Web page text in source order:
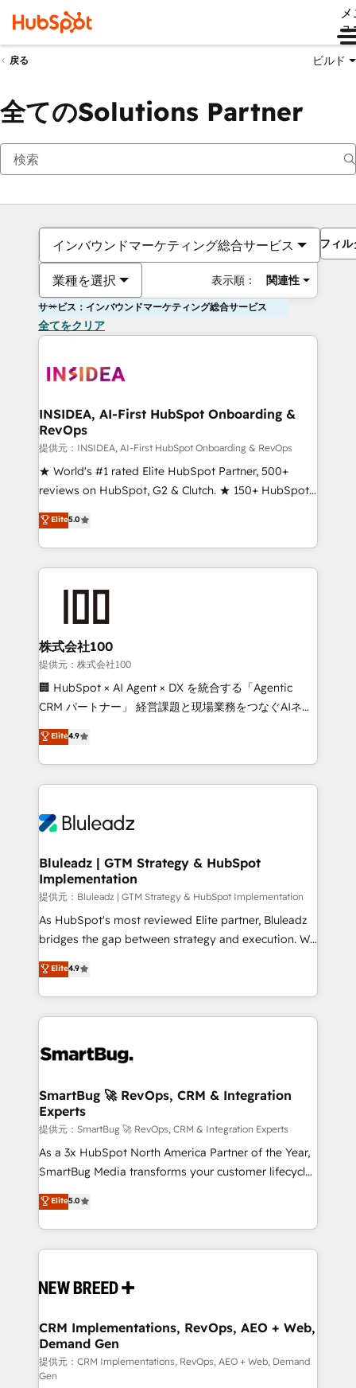
ュ
戻る ビルド
全てのSolutions Partner
インバウンドマーケティング総合サービス
業種を選択 表示順： 関連性
フィル
サービス：インバウンドマーケティング総合サービス
全てをクリア
INSIDEA, AI-First HubSpot Onboarding &
RevOps
提供元：INSIDEA, AI-First HubSpot Onboarding & RevOps
★ World's #1 rated Elite HubSpot Partner, 500+
reviews on HubSpot, G2 & Clutch. ★ 150+ HubSpot
Certified Experts & Trainers across the team ★
1,500+ implementations across five continents ★ AI-
First, RevOps-led, Onboarding obsessed ★
Company of the Year 2024/25 INSIDEA helps
and build AI-powered workflows that drive adoption
from week one, in your time zone. What we do ➤
Onboarding: Live in weeks, with workflows built
around your business, not a template. ➤ Migration:
Move from any legacy CRM. Zero downtime, full data
run your revenue process. Sales, marketing, and
service wired together. ➤ AI and Integrations: Layer
tune-ups, feature rollouts, adoption coaching. Buying
HubSpot, switching to it, or reviving a stale portal?
Elite5.0
株式会社100
提供元：株式会社100
🏢 HubSpot × AI Agent × DX を統合する「Agentic
CRM パートナー」 経営課題と現場業務をつなぐAIネイ
ティブ・エージェンシーとして、HubSpot Eliteの実装
力で顧客フロント業務を再設計します。 💡 100inc は何
をする会社か？ HubSpotを共通基盤に、AIエージェン
トを組み込んだ顧客フロント業務（マーケティング・営
ィブ・エージェンシーです。事業部・グループ会社・部
を、CRMを軸とした全社共通基盤に再構築します。意
思決定者・PMO・現場担当者に並走します。 1️⃣
HubSpot導入・活用支援 顧客データの一元化から、
GTMの見える化・自動化まで。全Hub統合運用、デー
タ品質設計、グループ横断のCRM統合に対応します。
の一部をAIが自律実行する組織への移行を設計・実装。
Breeze・Claude等をHubSpotと連携させ、役割定義・
革を、構想から実装・定着までPMOとして主導。「設
の統合・浸透・変革管理を実行します。 ▸ CMS戦略設
計・構築：リード獲得・CVR・SEOを前提にした情報設
計・導線設計・テンプレート設計をContent Hubで一体
提供。 ▸ 既存CRM・MAからの移行支援：Salesforce・
Marketo・Pardot等からの移行、カスタム設計、履歴
Perplexity等のAI検索からの流入・引用を前提にコンテ
ンツとサイト構造を最適化。 🏆 なぜ100incを選ぶの
ISO9001:2015 取得 ✓ 400社以上の導入実績 ✓
HubSpot大百科 出版 CRM・AI活用に関するご相談、現
せください。
Elite4.9
Bluleadz | GTM Strategy & HubSpot
Implementation
提供元：Bluleadz | GTM Strategy & HubSpot Implementation
As HubSpot's most reviewed Elite partner, Bluleadz
bridges the gap between strategy and execution. We
don't just "set up tools" — we install the GTM
Operating System (GTM OS) to align your leadership
and engineer a portal that drives predictable
revenue velocity. 🚀 GTM Strategy & Alignment
stalling growth. Fix your ICP, Math, and Story to stop
Scalable Architecture: Zero-technical-debt setup
across all Hubs, validated by our 7 HubSpot
Accreditations. AI-Powered RevOps: Breeze AI,
custom AI agents, and high-integrity migrations for
total reporting clarity. Security & Compliance: SOC 2
security. 🏆 Why Bluleadz? GTM OS Partner | 16+
Years Experience | 1,000+ Five-Star Reviews
Elite4.9
SmartBug 🚀 RevOps, CRM & Integration
Experts
提供元：SmartBug 🚀 RevOps, CRM & Integration Experts
As a 3x HubSpot North America Partner of the Year,
SmartBug Media transforms your customer lifecycle
into a revenue engine. Our unified ecosystem
includes specialized divisions Globalia (AI &
Software) and Point Success Media (Paid Media),
making this the official home for all three brands. 🔄
and system integrations powered by Globalia’s
trainers to drive platform adoption. 📈 Revenue
Generation - Full-funnel marketing and high-
performance advertising via Point Success Media. -
Expert deployment of Breeze AI and custom agents
Elite5.0
CRM Implementations, RevOps, AEO + Web,
Demand Gen
提供元：CRM Implementations, RevOps, AEO + Web, Demand
Gen